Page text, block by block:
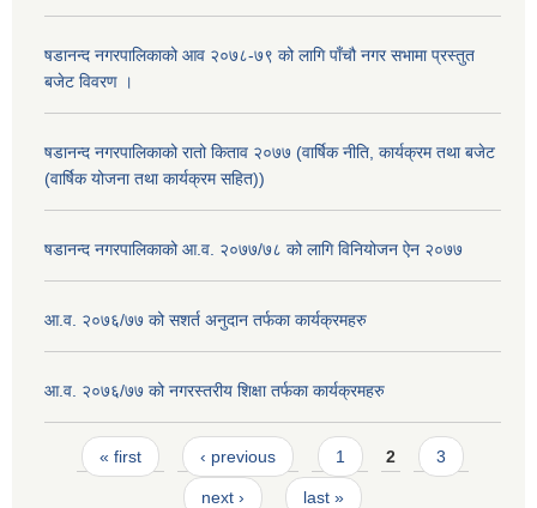
षडानन्द नगरपालिकाको आव २०७८-७९ को लागि पाँचौ नगर सभामा प्रस्तुत
बजेट विवरण ।
षडानन्द नगरपालिकाको रातो किताव २०७७ (वार्षिक नीति, कार्यक्रम तथा बजेट
(वार्षिक योजना तथा कार्यक्रम सहित))
षडानन्द नगरपालिकाको आ.व. २०७७/७८ को लागि विनियोजन ऐन २०७७
आ.व. २०७६/७७ को सशर्त अनुदान तर्फका कार्यक्रमहरु
आ.व. २०७६/७७ को नगरस्तरीय शिक्षा तर्फका कार्यक्रमहरु
Pages
« first ‹ previous 1 2 3
next › last »